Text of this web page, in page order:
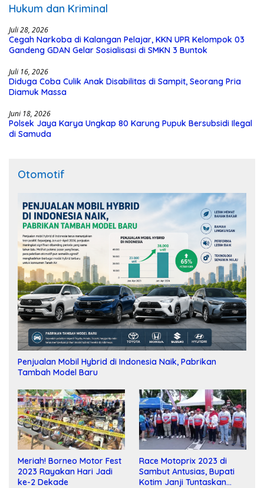
Hukum dan Kriminal
Juli 28, 2026
Cegah Narkoba di Kalangan Pelajar, KKN UPR Kelompok 03
Gandeng GDAN Gelar Sosialisasi di SMKN 3 Buntok
Juli 16, 2026
Diduga Coba Culik Anak Disabilitas di Sampit, Seorang Pria
Diamuk Massa
Juni 18, 2026
Polsek Jaya Karya Ungkap 80 Karung Pupuk Bersubsidi Ilegal
di Samuda
Otomotif
Penjualan Mobil Hybrid di Indonesia Naik, Pabrikan
Tambah Model Baru
Meriah! Borneo Motor Fest
2023 Rayakan Hari Jadi
ke-2 Dekade
Race Motoprix 2023 di
Sambut Antusias, Bupati
Kotim Janji Tuntaskan